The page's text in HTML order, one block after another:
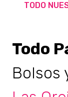
TODO
Todo
Bolsos